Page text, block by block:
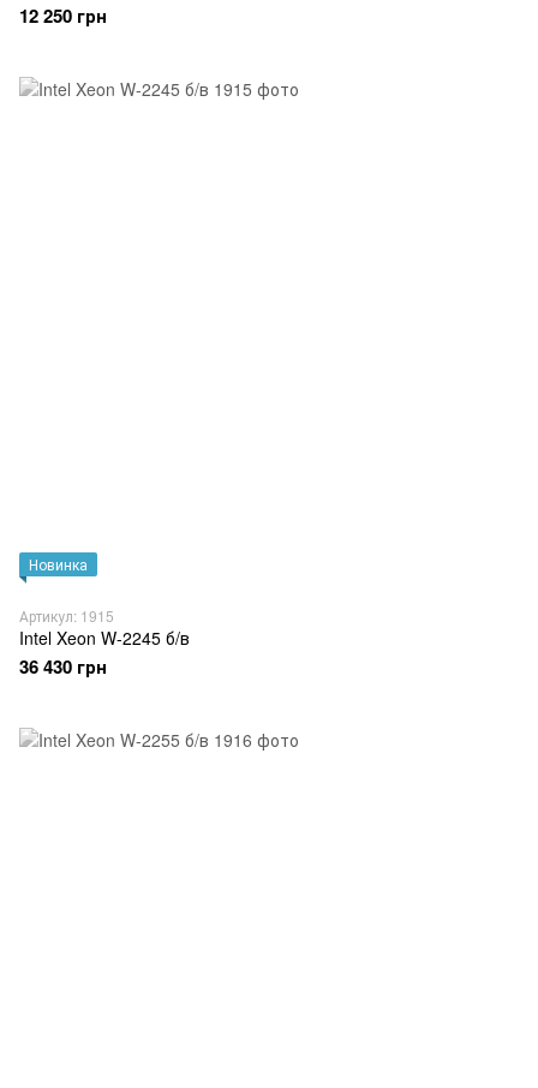
12 250 грн
Новинка
Артикул: 1915
Intel Xeon W-2245 б/в
36 430 грн